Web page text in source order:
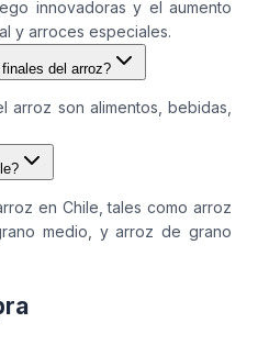
innovadoras y el aumento
y arroces especiales.
del arroz?
arroz son alimentos, bebidas,
en Chile, tales como arroz
medio, y arroz de grano